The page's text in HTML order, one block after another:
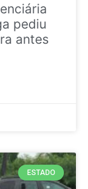
pediu
antes
ESTADO